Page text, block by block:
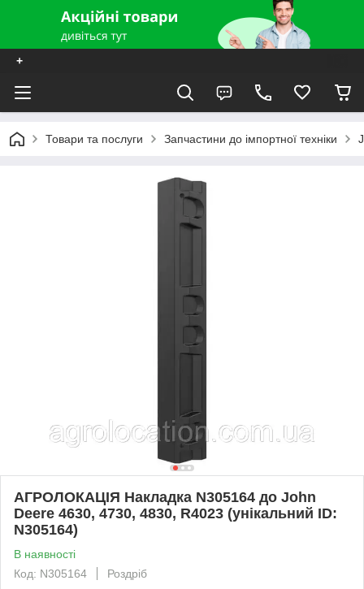
+
Товари та послуги Запчастини до імпортної техніки
АГРОЛОКАЦІЯ Накладка N305164 до John
Deere 4630, 4730, 4830, R4023 (унікальний ID:
N305164)
В наявності
Код: N305164
Роздріб